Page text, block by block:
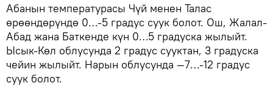
Абанын температурасы Чүй менен Талас
өрөөндөрүндө 0…-5 градус суук болот. Ош, Жалал-
Абад жана Баткенде күн 0…5 градуска жылыйт.
Ысык-Көл облусунда 2 градус сууктан, 3 градуска
чейин жылыйт. Нарын облусунда —7…-12 градус
суук болот.